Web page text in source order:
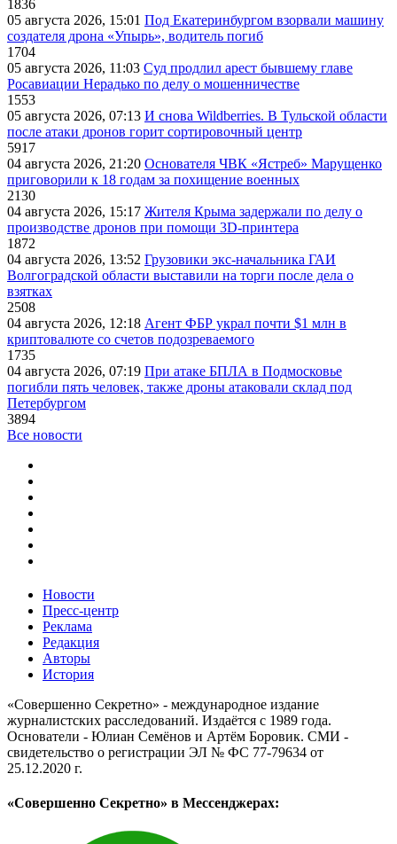
1836
05 августа 2026, 15:01 Под Екатеринбургом взорвали машину
создателя дрона «Упырь», водитель погиб
1704
05 августа 2026, 11:03 Суд продлил арест бывшему главе
Росавиации Нерадько по делу о мошенничестве
1553
05 августа 2026, 07:13 И снова Wildberries. В Тульской области
после атаки дронов горит сортировочный центр
5917
04 августа 2026, 21:20 Основателя ЧВК «Ястреб» Марущенко
приговорили к 18 годам за похищение военных
2130
04 августа 2026, 15:17 Жителя Крыма задержали по делу о
производстве дронов при помощи 3D‑принтера
1872
04 августа 2026, 13:52 Грузовики экс-начальника ГАИ
Волгоградской области выставили на торги после дела о
взятках
2508
04 августа 2026, 12:18 Агент ФБР украл почти $1 млн в
криптовалюте со счетов подозреваемого
1735
04 августа 2026, 07:19 При атаке БПЛА в Подмосковье
погибли пять человек, также дроны атаковали склад под
Петербургом
3894
Все новости
Новости
Пресс-центр
Реклама
Редакция
Авторы
История
«Совершенно Секретно» - международное издание
журналистских расследований. Издаётся с 1989 года.
Основатели - Юлиан Семёнов и Артём Боровик. CМИ -
свидетельство о регистрации ЭЛ № ФС 77-79634 от
25.12.2020 г.
«Совершенно Секретно» в Мессенджерах: